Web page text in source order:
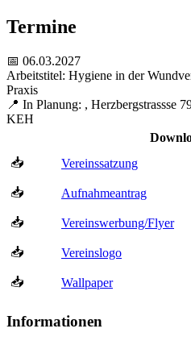
Termine
📅 06.03.2027
Arbeitstitel: Hygiene in der
Praxis
📍 In Planung: , Herzbergstrassse
KEH
📥
Vereinssatzung
📥 Aufnahmeantrag
📥 Vereinswerbung/Flyer
📥 Vereinslogo
📥 Wallpaper
Informationen